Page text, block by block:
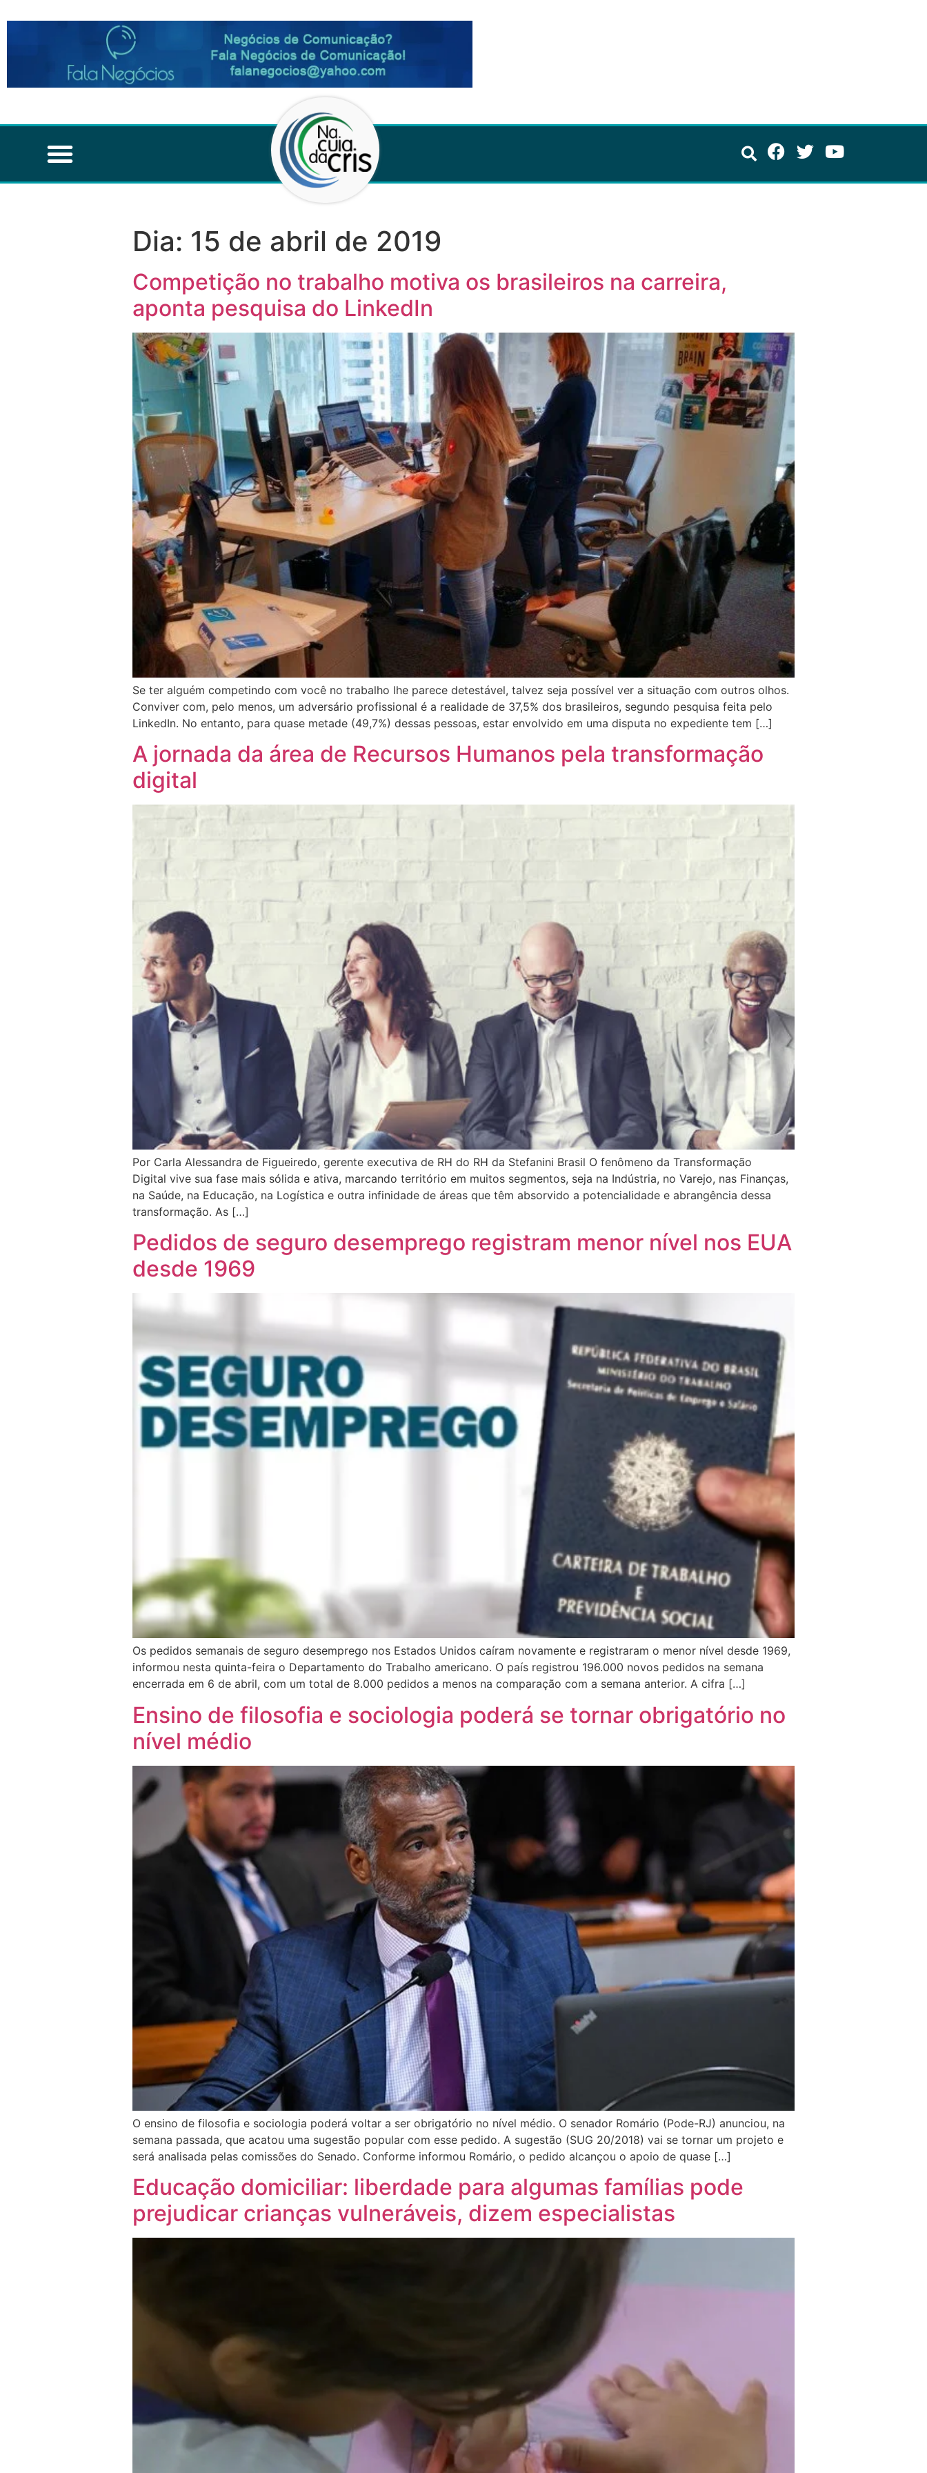
Dia: 15 de abril de 2019
Competição no trabalho motiva os brasileiros na carreira,
aponta pesquisa do LinkedIn
Se ter alguém competindo com você no trabalho lhe parece detestável, talvez seja possível ver a situação com outros olhos.
Conviver com, pelo menos, um adversário profissional é a realidade de 37,5% dos brasileiros, segundo pesquisa feita pelo
LinkedIn. No entanto, para quase metade (49,7%) dessas pessoas, estar envolvido em uma disputa no expediente tem […]
A jornada da área de Recursos Humanos pela transformação
digital
Por Carla Alessandra de Figueiredo, gerente executiva de RH do RH da Stefanini Brasil O fenômeno da Transformação
Digital vive sua fase mais sólida e ativa, marcando território em muitos segmentos, seja na Indústria, no Varejo, nas Finanças,
na Saúde, na Educação, na Logística e outra infinidade de áreas que têm absorvido a potencialidade e abrangência dessa
transformação. As […]
Pedidos de seguro desemprego registram menor nível nos EUA
desde 1969
Os pedidos semanais de seguro desemprego nos Estados Unidos caíram novamente e registraram o menor nível desde 1969,
informou nesta quinta-feira o Departamento do Trabalho americano. O país registrou 196.000 novos pedidos na semana
encerrada em 6 de abril, com um total de 8.000 pedidos a menos na comparação com a semana anterior. A cifra […]
Ensino de filosofia e sociologia poderá se tornar obrigatório no
nível médio
O ensino de filosofia e sociologia poderá voltar a ser obrigatório no nível médio. O senador Romário (Pode-RJ) anunciou, na
semana passada, que acatou uma sugestão popular com esse pedido. A sugestão (SUG 20/2018) vai se tornar um projeto e
será analisada pelas comissões do Senado. Conforme informou Romário, o pedido alcançou o apoio de quase […]
Educação domiciliar: liberdade para algumas famílias pode
prejudicar crianças vulneráveis, dizem especialistas